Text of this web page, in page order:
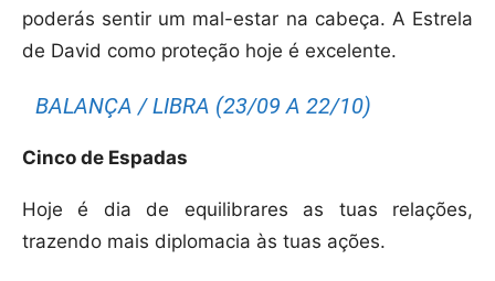
poderás sentir um mal-estar na cabeça. A Estrela
de David como proteção hoje é excelente.
BALANÇA / LIBRA (23/09 A 22/10)
Cinco de Espadas
Hoje é dia de equilibrares as tuas relações,
trazendo mais diplomacia às tuas ações.